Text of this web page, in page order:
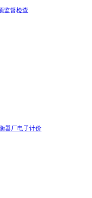
监督检查
器厂电子计价